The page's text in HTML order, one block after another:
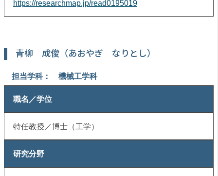
https://researchmap.jp/read0195019
青柳 成俊（あおやぎ なりとし）
担当学科： 機械工学科
職名／学位
特任教授／博士（工学）
研究分野